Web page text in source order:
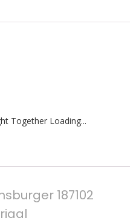
Together Loading...
187102